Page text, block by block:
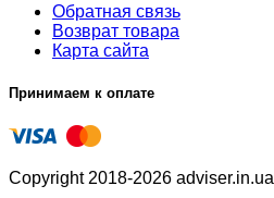
Обратная связь
Возврат товара
Карта сайта
Принимаем к оплате
Copyright 2018-2026 adviser.in.ua